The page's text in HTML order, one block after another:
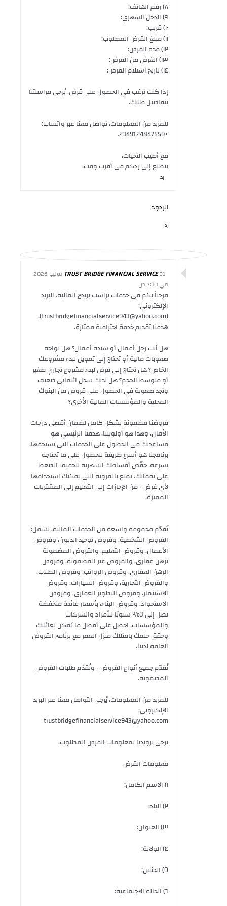
٨) رقم الهاتف:
٩) الدخل الشهري:
١٠) قريب:
١١) مبلغ القرض المطلوب:
١٢) مدة القرض:
١٣) الغرض من القرض:
١٤) تاريخ استلام القرض:
إذا كنت ترغب في الحصول على قرض، يُرجى مراسلتنا
بتفاصيل طلبك.
للمزيد من المعلومات، تواصل معنا عبر واتساب:
+2349124847559.
مع أطيب التحيات،
نتطلع إلى ردكم في أقرب وقت.
رد
الردود
رد
TRUST BRIDGE FINANCIAL SERVICE
31 يوليو 2026
في 7:10 ص
مرحباً بكم في خدمات تراست بريدج المالية. البريد
الإلكتروني:
(trustbridgefinancialservice943@yahoo.com).
هدفنا تقديم خدمة احترافية ممتازة.
هل أنت رجل أعمال أو سيدة أعمال؟ هل تواجه
صعوبات مالية أو تحتاج إلى تمويل لبدء مشروعك
الخاص؟ هل تحتاج إلى قرض لبدء مشروع تجاري صغير
أو متوسط ​​الحجم؟ هل لديك سجل ائتماني ضعيف
وتجد صعوبة في الحصول على قروض من البنوك
المحلية والمؤسسات المالية الأخرى؟
قروضنا مضمونة بشكل كامل لضمان أقصى درجات
الأمان، وهذا هو أولويتنا. هدفنا الرئيسي هو
مساعدتك في الحصول على الخدمات التي تستحقها.
برنامجنا هو أسرع طريقة للحصول على ما تحتاجه
بسرعة. خفّض أقساطك الشهرية لتخفيف الضغط
على نفقاتك. تمتع بالمرونة التي يمكنك استخدامها
لأي غرض - من الإجازات إلى التعليم إلى المشتريات
المميزة.
نُقدّم مجموعة واسعة من الخدمات المالية، تشمل:
القروض الشخصية، وقروض توحيد الديون، وقروض
الأعمال، وقروض التعليم، والقروض المضمونة
برهن عقاري، والقروض غير المضمونة، وقروض
الرهن العقاري، وقروض الرواتب، وقروض الطلاب،
والقروض التجارية، وقروض السيارات، وقروض
الاستثمار، وقروض التطوير العقاري، وقروض
الاستحواذ، وقروض البناء، بأسعار فائدة منخفضة
تصل إلى 3% سنويًا للأفراد والشركات
والمؤسسات. احصل على أفضل ما يُمكن لعائلتك
وحقق حلمك بامتلاك منزل العمر مع برنامج القروض
العامة لدينا.
نُقدّم جميع أنواع القروض - ونُقدّم طلبات القروض
المضمونة.
للمزيد من المعلومات، يُرجى التواصل معنا عبر البريد
الإلكتروني:
trustbridgefinancialservice943@yahoo.com
يرجى تزويدنا بمعلومات القرض المطلوب.
معلومات القرض
١) الاسم الكامل:
٢) البلد:
٣) العنوان:
٤) الولاية:
٥) الجنس:
٦) الحالة الاجتماعية: